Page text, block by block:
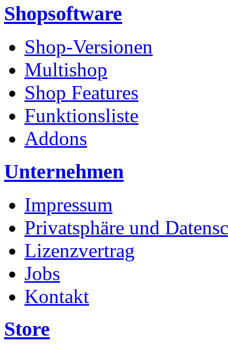
Shopsoftware
Shop-Versionen
Multishop
Shop Features
Funktionsliste
Addons
Unternehmen
Impressum
Privatsphäre und
Lizenzvertrag
Jobs
Kontakt
Store